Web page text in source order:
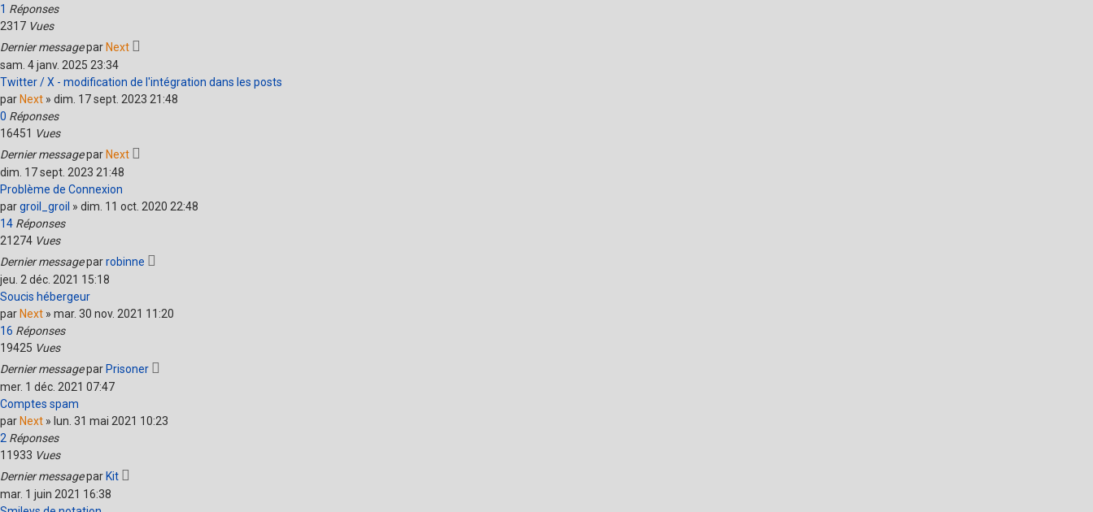
1 Réponses
2317 Vues
Dernier messagepar Next
sam. 4 janv. 2025 23:34
Twitter / X - modification de l'intégration dans les posts
par Next » dim. 17 sept. 2023 21:48
0 Réponses
16451 Vues
Dernier messagepar Next
dim. 17 sept. 2023 21:48
Problème de Connexion
pargroil_groil » dim. 11 oct. 2020 22:48
14 Réponses
21274 Vues
Dernier messageparrobinne
jeu. 2 déc. 2021 15:18
Soucis hébergeur
par Next » mar. 30 nov. 2021 11:20
16 Réponses
19425 Vues
Dernier messagepar Prisoner
mer. 1 déc. 2021 07:47
Comptes spam
par Next » lun. 31 mai 2021 10:23
2 Réponses
11933 Vues
Dernier messagepar Kit
mar. 1 juin 2021 16:38